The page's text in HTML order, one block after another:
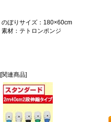
のぼりサイズ：180×60cm
素材：テトロンポンジ
[関連商品]